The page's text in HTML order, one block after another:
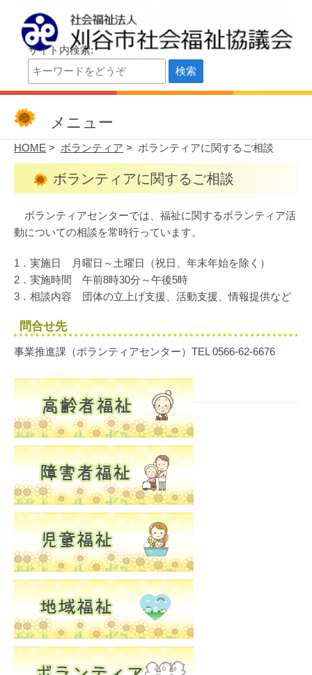
サイト内検索:
刈谷市社会福祉協議会
刈谷市社会福祉協議会公式サイト
メニュー
HOME > ボランティア > ボランティアに関するご相談
ボランティアに関するご相談
ボランティアセンターでは、福祉に関するボランティア活
動についての相談を常時行っています。
1．実施日 月曜日～土曜日（祝日、年末年始を除く）
2．実施時間 午前8時30分～午後5時
3．相談内容 団体の立上げ支援、活動支援、情報提供など
問合せ先
事業推進課（ボランティアセンター）TEL 0566-62-6676